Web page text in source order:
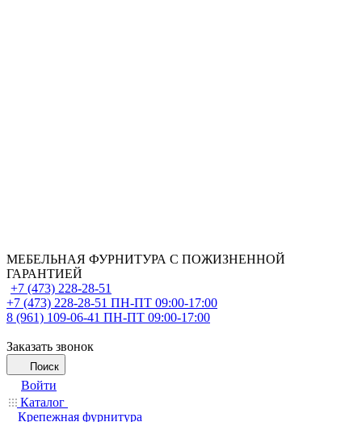
МЕБЕЛЬНАЯ ФУРНИТУРА С ПОЖИЗНЕННОЙ
ГАРАНТИЕЙ
+7 (473) 228-28-51
+7 (473) 228-28-51 ПН-ПТ 09:00-17:00
8 (961) 109-06-41 ПН-ПТ 09:00-17:00
Заказать звонок
Поиск
Войти
Каталог
Крепежная фурнитура